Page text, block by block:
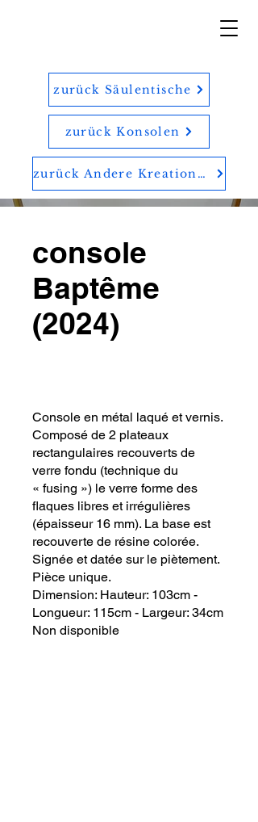
zurück Säulentische
zurück Konsolen
zurück Andere Kreationen
console
Baptême
(2024)
Console en métal laqué et vernis.
Composé de 2 plateaux
rectangulaires recouverts de
verre fondu (technique du
« fusing ») le verre forme des
flaques libres et irrégulières
(épaisseur 16 mm). La base est
recouverte de résine colorée.
Signée et datée sur le piètement.
Pièce unique.
Dimension: Hauteur: 103cm -
Longueur: 115cm - Largeur: 34cm
Non disponible